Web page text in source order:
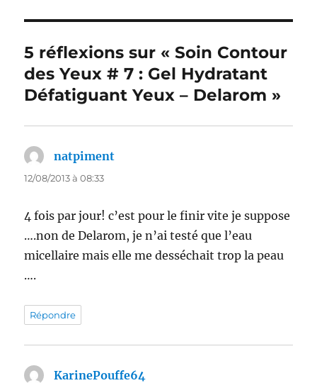
5 réflexions sur « Soin Contour
des Yeux # 7 : Gel Hydratant
Défatiguant Yeux – Delarom »
natpiment
12/08/2013 à 08:33
4 fois par jour! c’est pour le finir vite je suppose
….non de Delarom, je n’ai testé que l’eau
micellaire mais elle me desséchait trop la peau
….
Répondre
KarinePouffe64